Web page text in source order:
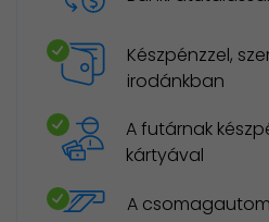
Készpénzzel,
irodánkban
A futárnak
kártyával
A